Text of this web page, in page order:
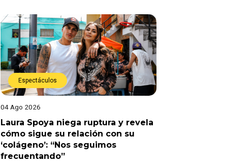
Espectáculos
04 Ago 2026
Laura Spoya niega ruptura y revela
cómo sigue su relación con su
‘colágeno’: “Nos seguimos
frecuentando”